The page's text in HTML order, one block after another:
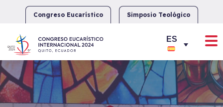
Congreso Eucarístico Simposio Teológico